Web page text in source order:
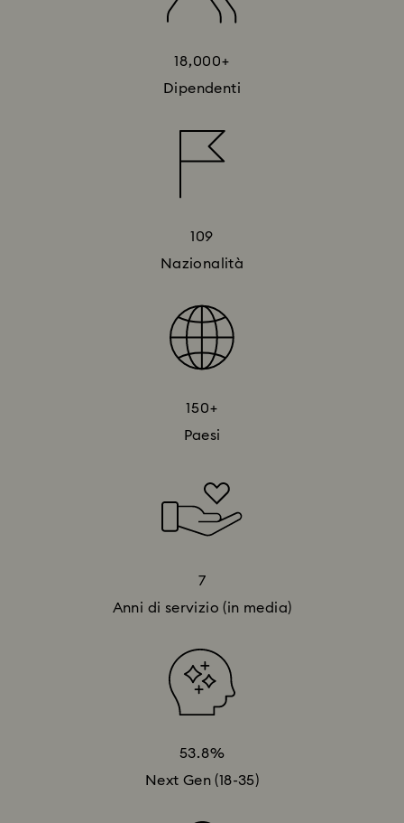
18,000+
Dipendenti
109
Nazionalità
150+
Paesi
7
Anni di servizio (in media)
53.8%
Next Gen (18-35)